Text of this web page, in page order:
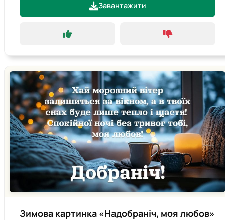
Завантажити
Зимова картинка «Надобраніч, моя любов»